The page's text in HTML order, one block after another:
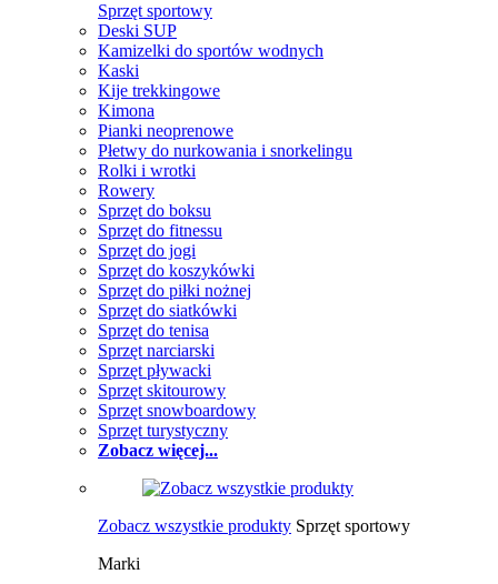
Sprzęt sportowy
Deski SUP
Kamizelki do sportów wodnych
Kaski
Kije trekkingowe
Kimona
Pianki neoprenowe
Płetwy do nurkowania i snorkelingu
Rolki i wrotki
Rowery
Sprzęt do boksu
Sprzęt do fitnessu
Sprzęt do jogi
Sprzęt do koszykówki
Sprzęt do piłki nożnej
Sprzęt do siatkówki
Sprzęt do tenisa
Sprzęt narciarski
Sprzęt pływacki
Sprzęt skitourowy
Sprzęt snowboardowy
Sprzęt turystyczny
Zobacz więcej...
Zobacz wszystkie produkty Sprzęt sportowy
Marki